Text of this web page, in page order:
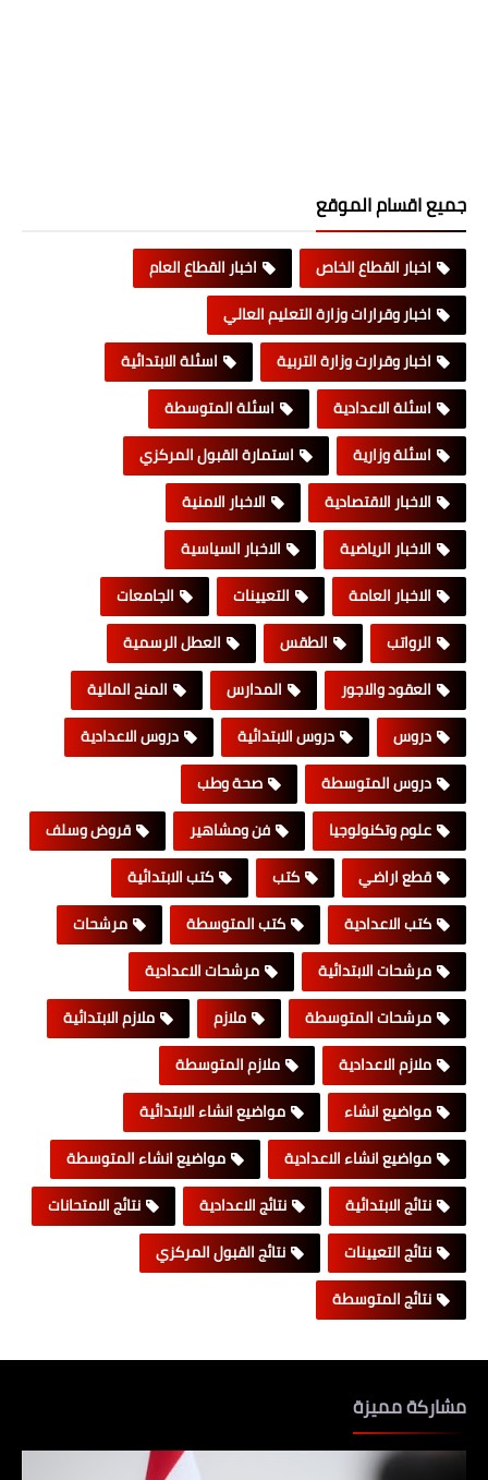
جميع اقسام الموقع
اخبار القطاع الخاص
اخبار القطاع العام
اخبار وقرارات وزارة التعليم العالي
اخبار وقرارت وزارة التربية
اسئلة الابتدائية
اسئلة الاعدادية
اسئلة المتوسطة
اسئلة وزارية
استمارة القبول المركزي
الاخبار الاقتصادية
الاخبار الامنية
الاخبار الرياضية
الاخبار السياسية
الاخبار العامة
التعيينات
الجامعات
الرواتب
الطقس
العطل الرسمية
العقود والاجور
المدارس
المنح المالية
دروس
دروس الابتدائية
دروس الاعدادية
دروس المتوسطة
صحة وطب
علوم وتكنولوجيا
فن ومشاهير
قروض وسلف
قطع اراضي
كتب
كتب الابتدائية
كتب الاعدادية
كتب المتوسطة
مرشحات
مرشحات الابتدائية
مرشحات الاعدادية
مرشحات المتوسطة
ملازم
ملازم الابتدائية
ملازم الاعدادية
ملازم المتوسطة
مواضيع انشاء
مواضيع انشاء الابتدائية
مواضيع انشاء الاعدادية
مواضيع انشاء المتوسطة
نتائج الابتدائية
نتائج الاعدادية
نتائج الامتحانات
نتائج التعيينات
نتائج القبول المركزي
نتائج المتوسطة
مشاركة مميزة